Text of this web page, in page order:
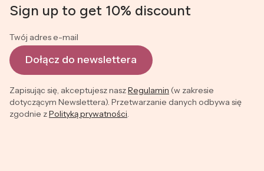
Sign up to get 10% discount
Twój adres e-mail
Dołącz do newslettera
Zapisując się, akceptujesz naszRegulamin (w zakresie
dotyczącym Newslettera). Przetwarzanie danych odbywa się
zgodnie zPolityką prywatności